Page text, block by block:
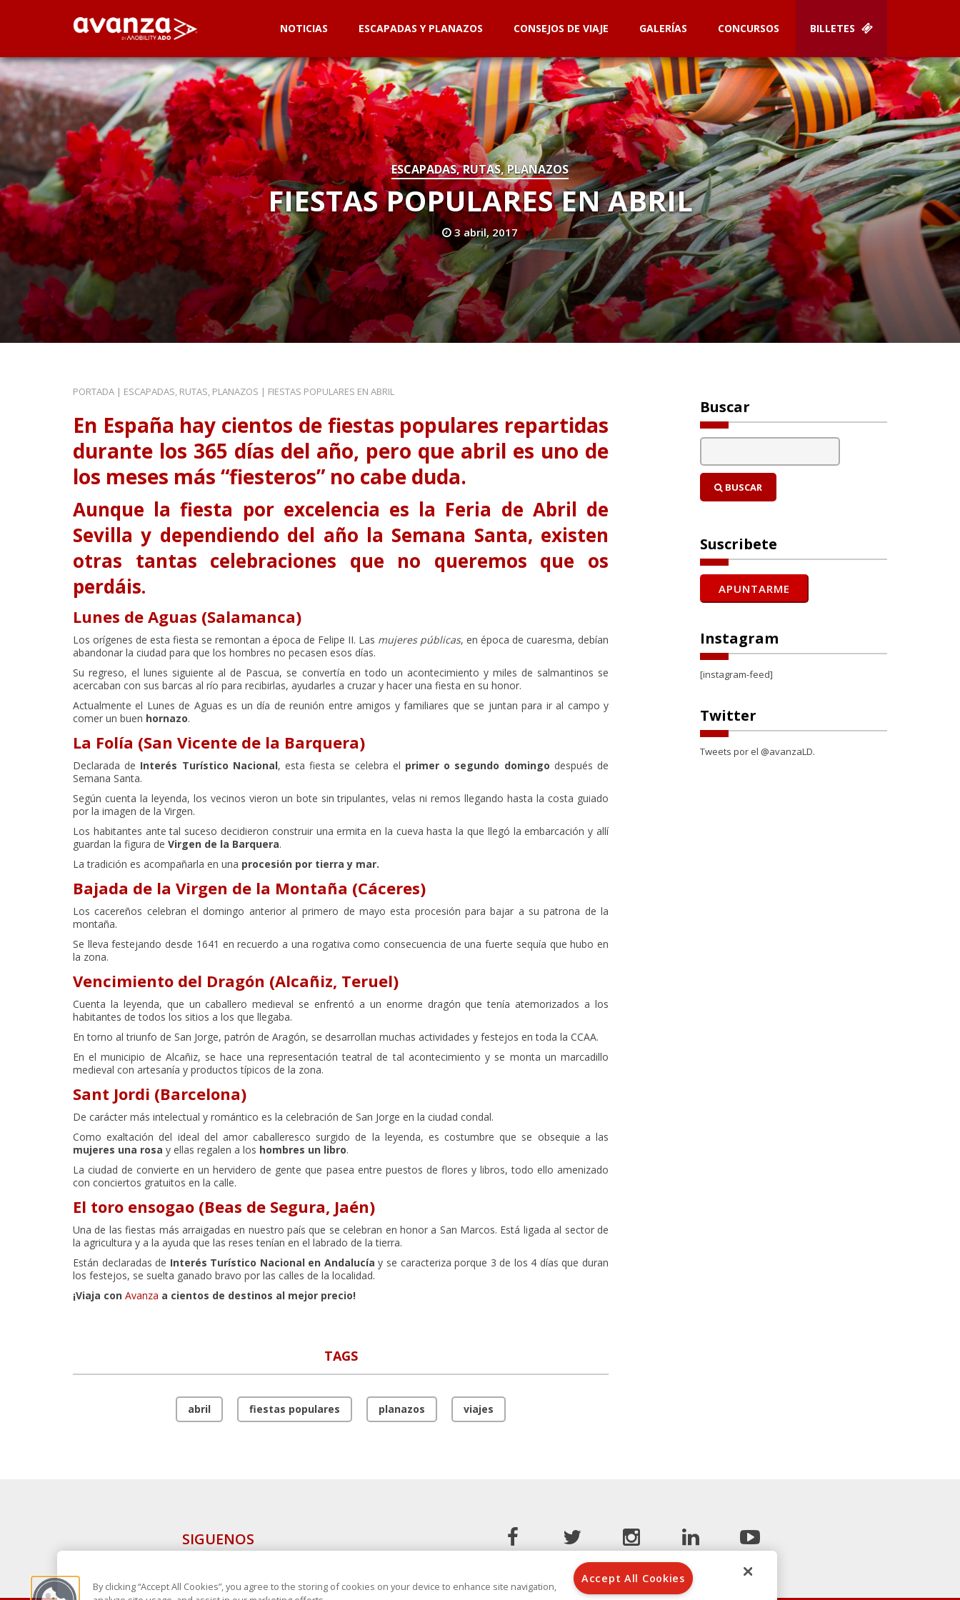
NOTICIAS ESCAPADAS Y PLANAZOS CONSEJOS DE VIAJE GALERÍAS CONCURSOS BILLETES
ESCAPADAS, RUTAS, PLANAZOS
FIESTAS POPULARES EN ABRIL
3 abril, 2017
PORTADA | ESCAPADAS, RUTAS, PLANAZOS | FIESTAS POPULARES EN ABRIL
En España hay cientos de fiestas populares repartidas
durante los 365 días del año, pero que abril es uno de
los meses más “fiesteros” no cabe duda.
Aunque la fiesta por excelencia es la Feria de Abril de
Sevillay dependiendo del año la Semana Santa, existen
otras tantas celebraciones que no queremos que os
perdáis.
Lunes de Aguas (Salamanca)
Los orígenes de esta fiesta se remontan a época de Felipe II. Las mujeres públicas, en época de cuaresma, debían
abandonar la ciudad para que los hombres no pecasen esos días.
Su regreso, el lunes siguiente al de Pascua, se convertía en todo un acontecimiento y miles de salmantinos se
acercaban con sus barcas al río para recibirlas, ayudarles a cruzar y hacer una fiesta en su honor.
Actualmente el Lunes de Aguas es un día de reunión entre amigos y familiares que se juntan para ir al campo y
comer un buen hornazo.
La Folía (San Vicente de la Barquera)
Declarada de Interés Turístico Nacional, esta fiesta se celebra el primer o segundo domingo después de
Semana Santa.
Según cuenta la leyenda, los vecinos vieron un bote sin tripulantes, velas ni remos llegando hasta la costa guiado
por la imagen de la Virgen.
Los habitantes ante tal suceso decidieron construir una ermita en la cueva hasta la que llegó la embarcación y allí
guardan la figura de Virgen de la Barquera.
La tradición es acompañarla en una procesión por tierra y mar.
Bajada de la Virgen de la Montaña (Cáceres)
Los cacereños celebran el domingo anterior al primero de mayo esta procesión para bajar a su patrona de la
montaña.
Se lleva festejando desde 1641 en recuerdo a una rogativa como consecuencia de una fuerte sequía que hubo en
la zona.
Vencimiento del Dragón (Alcañiz, Teruel)
Cuenta la leyenda, que un caballero medieval se enfrentó a un enorme dragón que tenía atemorizados a los
habitantes de todos los sitios a los que llegaba.
En torno al triunfo de San Jorge, patrón de Aragón, se desarrollan muchas actividades y festejos en toda la CCAA.
En el municipio de Alcañiz, se hace una representación teatral de tal acontecimiento y se monta un marcadillo
medieval con artesanía y productos típicos de la zona.
Sant Jordi (Barcelona)
De carácter más intelectual y romántico es la celebración de San Jorge en la ciudad condal.
Como exaltación del ideal del amor caballeresco surgido de la leyenda, es costumbre que se obsequie a las
mujeres una rosa y ellas regalen a los hombres un libro.
La ciudad de convierte en un hervidero de gente que pasea entre puestos de flores y libros, todo ello amenizado
con conciertos gratuitos en la calle.
El toro ensogao (Beas de Segura, Jaén)
Una de las fiestas más arraigadas en nuestro país que se celebran en honor a San Marcos. Está ligada al sector de
la agricultura y a la ayuda que las reses tenían en el labrado de la tierra.
Están declaradas de Interés Turístico Nacional en Andalucía y se caracteriza porque 3 de los 4 días que duran
los festejos, se suelta ganado bravo por las calles de la localidad.
¡Viaja con Avanza a cientos de destinos al mejor precio!
TAGS
abril fiestas populares planazos viajes
Buscar
BUSCAR
Suscribete
Instagram
[instagram-feed]
Twitter
Tweets por el @avanzaLD.
SIGUENOS
By clicking “Accept All Cookies”, you agree to the storing of cookies on your device to enhance site navigation,
Accept All Cookies